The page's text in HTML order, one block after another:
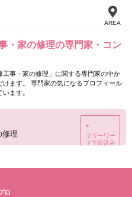
AREA
・家の修理の専門家・コン
事・家の修理」に関する専門家の中か
ます。 専門家の気になるプロフィール
ます。
修理
＋
フリーワー
ドで絞込み
ロ